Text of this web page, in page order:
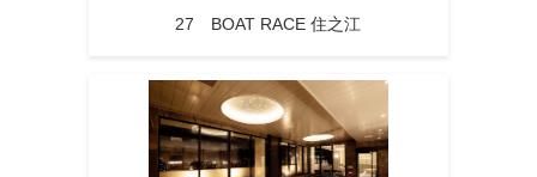
27 BOAT RACE 住之江